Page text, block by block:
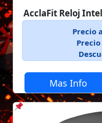
AcclaFit Reloj
Precio
Mas Info